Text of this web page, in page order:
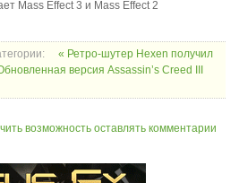
Mass Effect 3 и Mass Effect 2
« Ретро-шутер Hexen получил
версия Assassin’s Creed III
возможность оставлять комментарии